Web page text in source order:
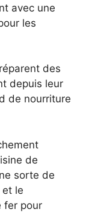
avec une
les
des
depuis leur
de nourriture
de
sorte de
le
fer pour